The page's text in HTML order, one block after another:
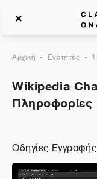
Αρχική Ενότητες
Wikipedia
Πληροφορίες
Οδηγίες